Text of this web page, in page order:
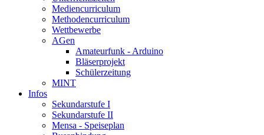
Mediencurriculum
Methodencurriculum
Wettbewerbe
AGen
Amateurfunk - Arduino
Bläserprojekt
Schülerzeitung
MINT
Infos
Sekundarstufe I
Sekundarstufe II
Mensa - Speiseplan